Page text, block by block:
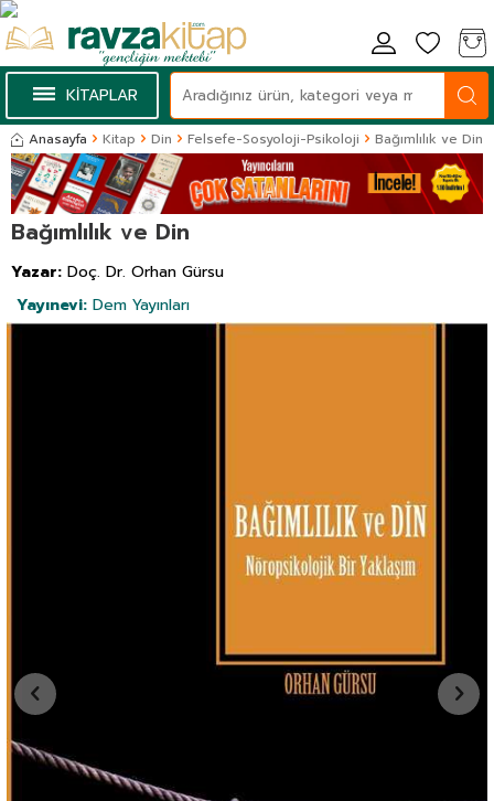
KİTAPLAR
Anasayfa Kitap Din Felsefe-Sosyoloji-Psikoloji Bağımlılık ve Din
Bağımlılık ve Din
Yazar: Doç. Dr. Orhan Gürsu
Yayınevi: Dem Yayınları